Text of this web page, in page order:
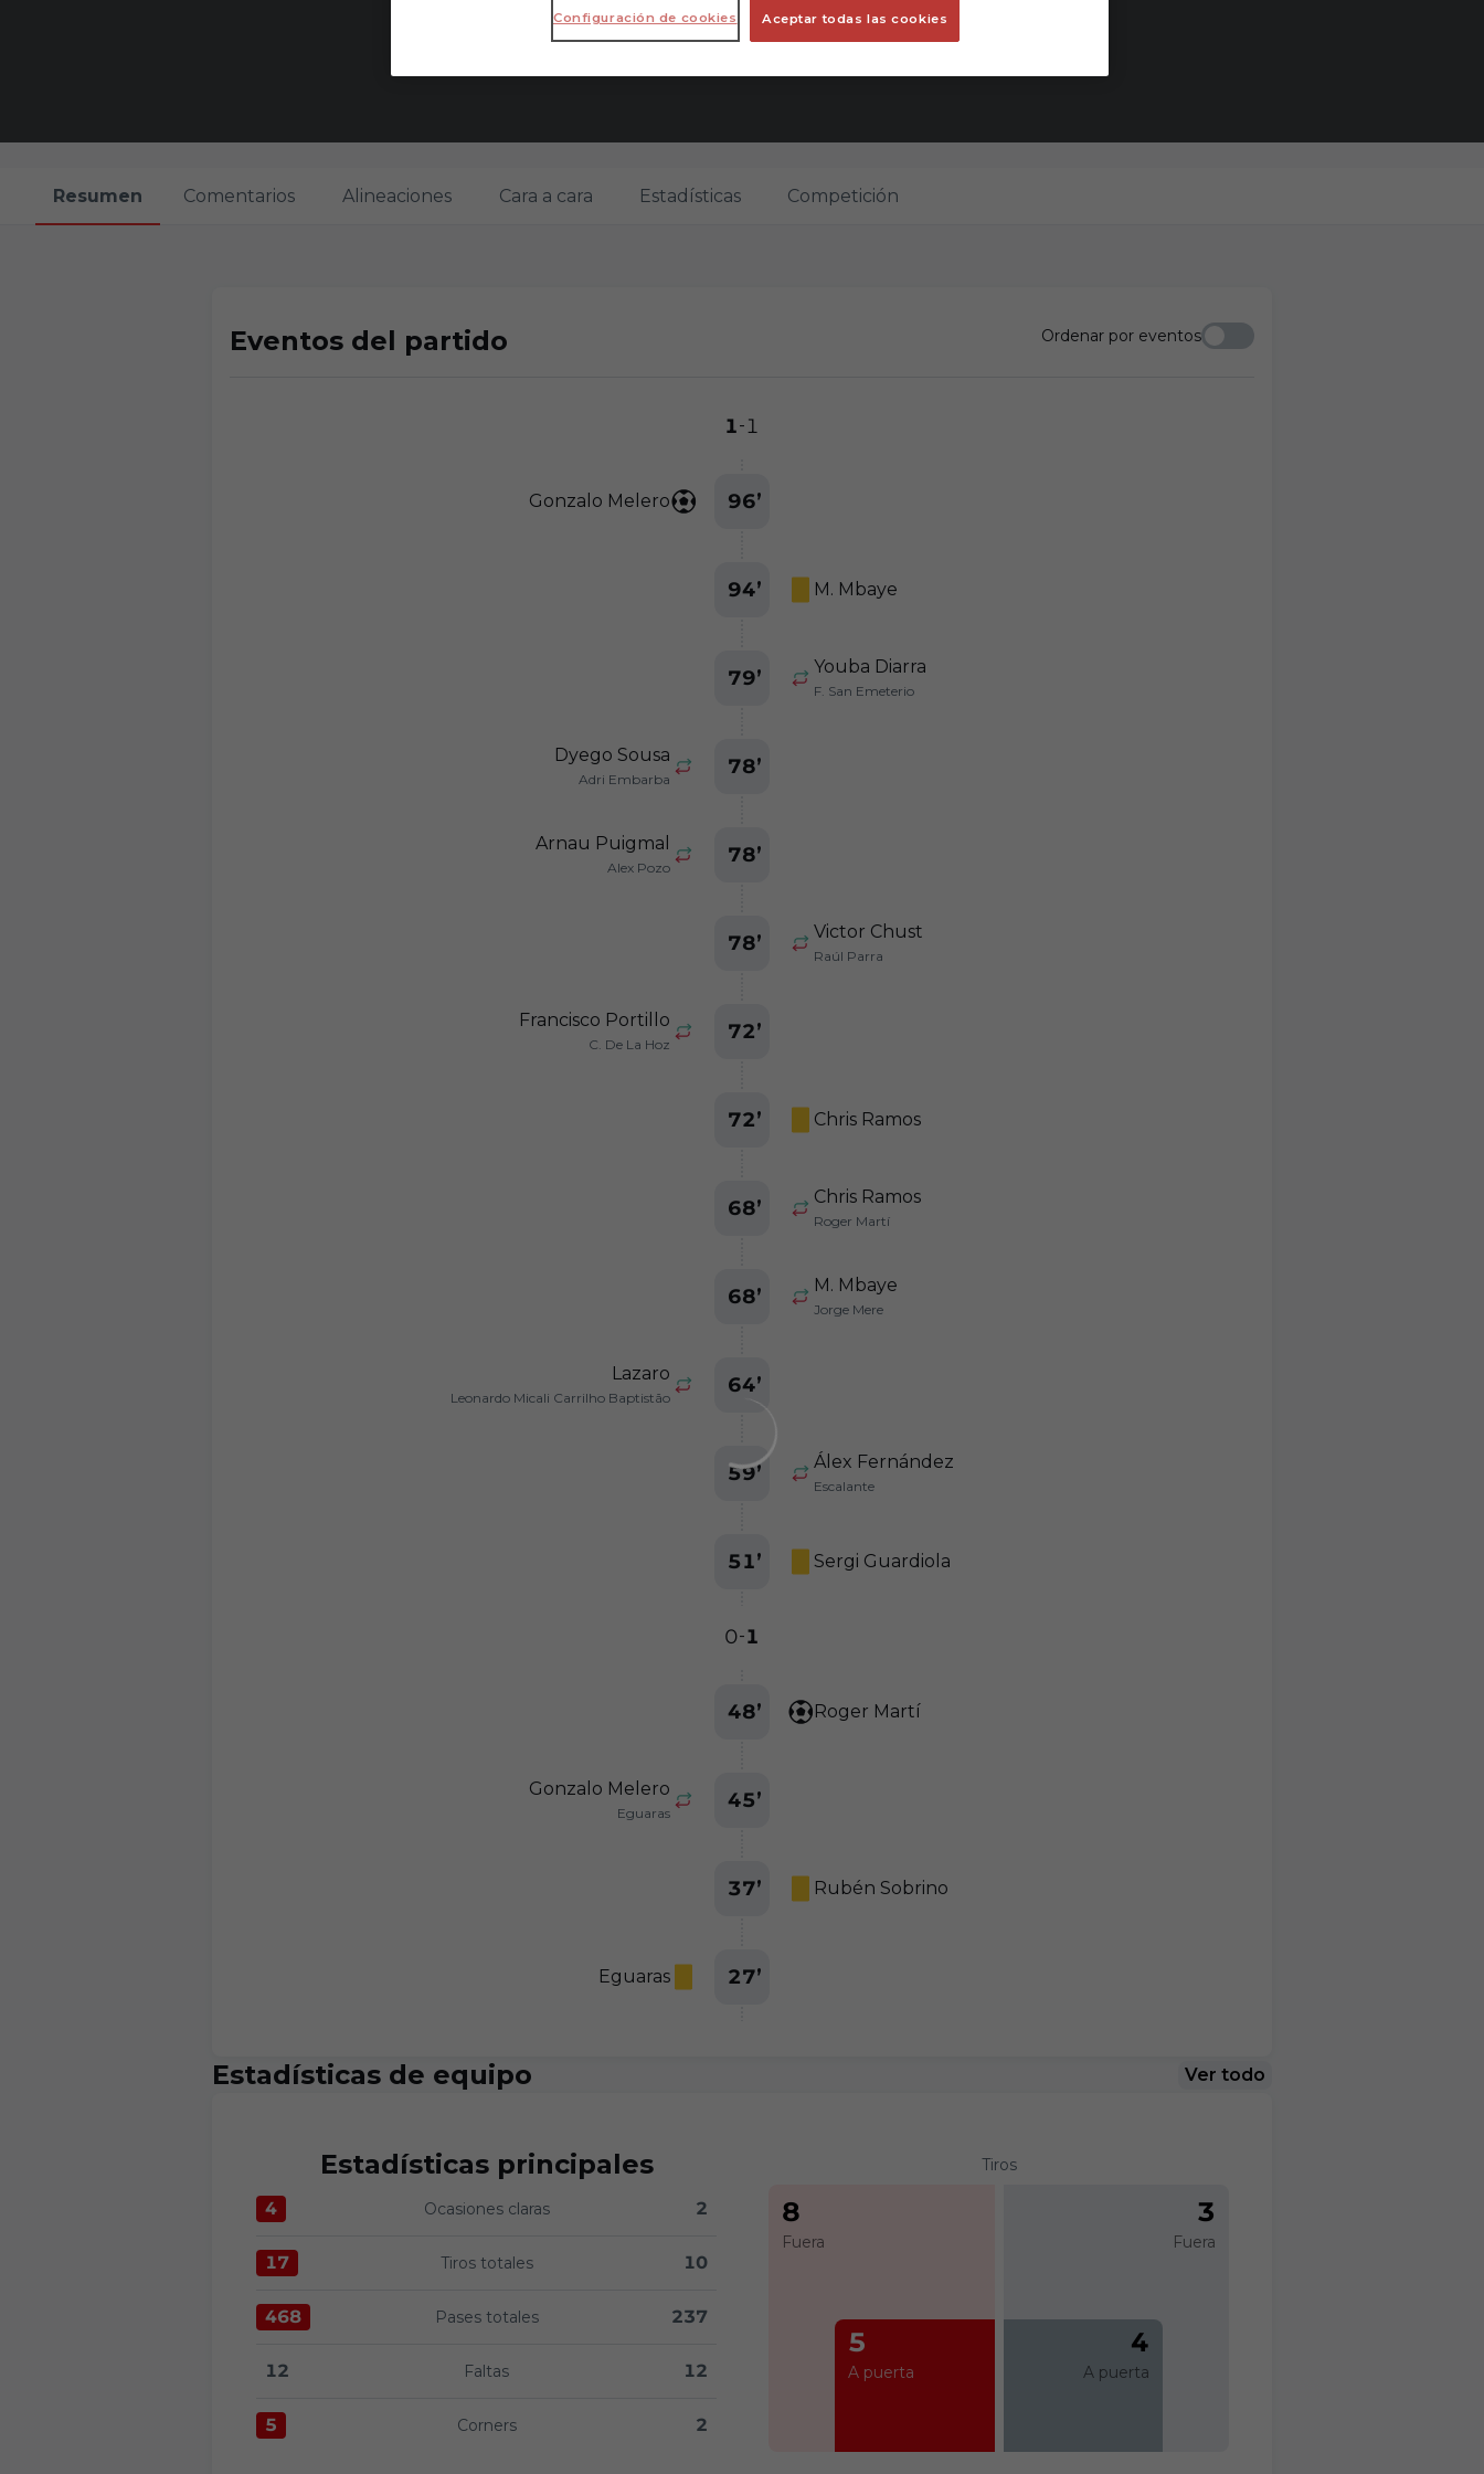
Resumen Comentarios Alineaciones Cara a cara Estadísticas Competición
Eventos del partido Ordenar por eventos
1-1
Gonzalo Melero 96’
M. Mbaye
94’
Youba Diarra
F. San Emeterio
79’
Dyego Sousa
Adri Embarba
78’
Arnau Puigmal
Alex Pozo
78’
Victor Chust
Raúl Parra
78’
Francisco Portillo
C. De La Hoz
72’
Chris Ramos
72’
Chris Ramos
Roger Martí
68’
M. Mbaye
Jorge Mere
68’
Lazaro
Leonardo Micali Carrilho Baptistão
64’
Álex Fernández
Escalante
59’
Sergi Guardiola
51’
0-1
Roger Martí
48’
Gonzalo Melero
Eguaras
45’
Rubén Sobrino
37’
Eguaras 27’
Estadísticas de equipo Ver todo
Estadísticas principales
Ocasiones claras:UD Almería 4 versus Cádiz CF 2
4 Ocasiones claras 2
Tiros totales:UD Almería 17 versus Cádiz CF 10
17 Tiros totales 10
Pases totales:UD Almería 468 versus Cádiz CF 237
468 Pases totales 237
Faltas:UD Almería 12 versus Cádiz CF 12
12 Faltas 12
Corners:UD Almería 5 versus Cádiz CF 2
5 Corners 2
Tiros
8
Fuera
5
A puerta
3
Fuera
4
A puerta
Aceptar todas las cookies
Configuración de cookies